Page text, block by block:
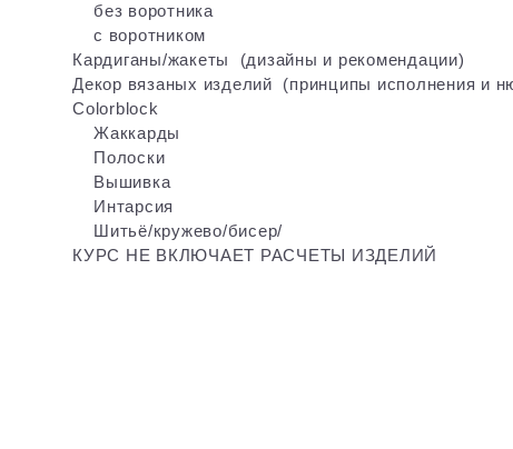
без воротника
с воротником
Кардиганы/жакеты (дизайны и рекомендации)
Декор вязаных изделий (принципы исполнения и
Colorblock
Жаккарды
Полоски
Вышивка
Интарсия
Шитьё/кружево/бисер/
КУРС НЕ ВКЛЮЧАЕТ РАСЧЕТЫ ИЗДЕЛИЙ